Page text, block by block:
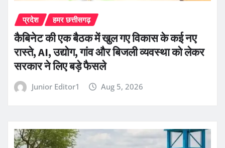
प्रदेश हमर छत्तीसगढ़
कैबिनेट की एक बैठक में खुल गए विकास के कई नए
रास्ते, AI, उद्योग, गांव और बिजली व्यवस्था को लेकर
सरकार ने लिए बड़े फैसले
Junior Editor1 Aug 5, 2026